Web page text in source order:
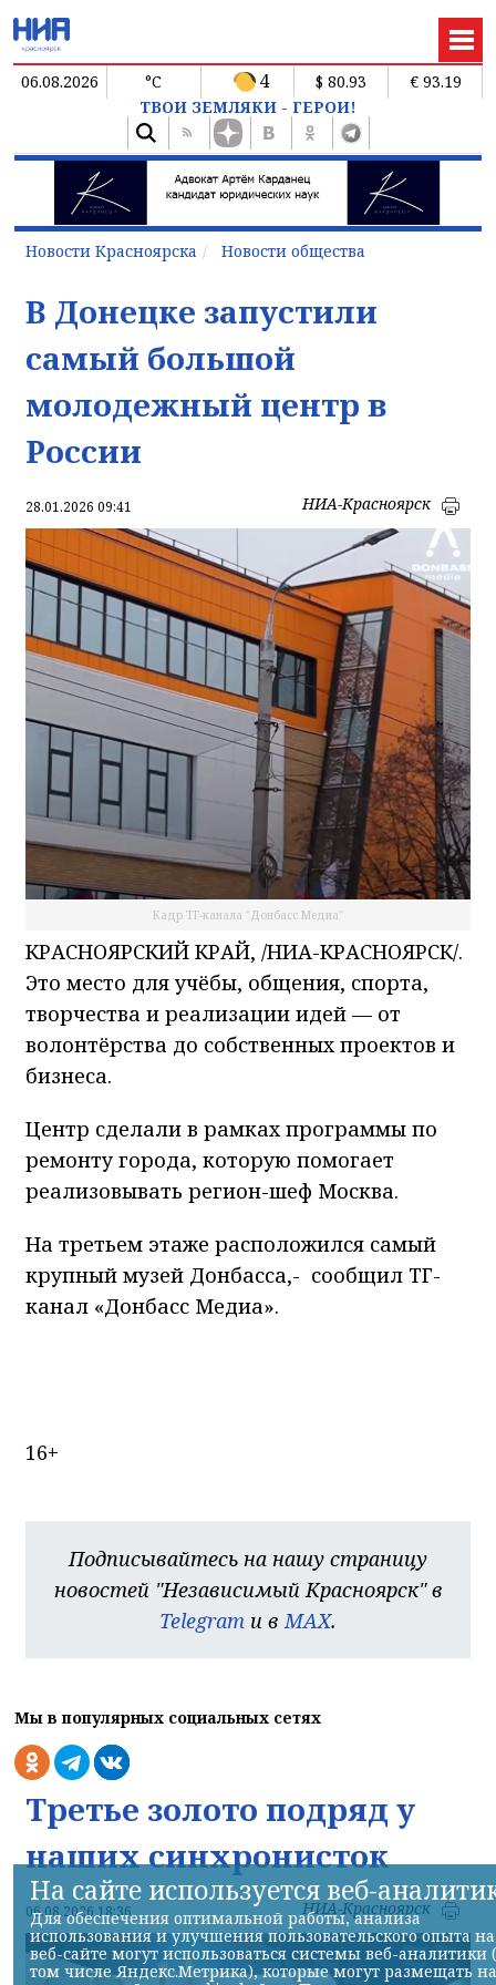
06.08.2026 °C 4 $ 80.93
€ 93.19
ТВОИ ЗЕМЛЯКИ - ГЕРОИ!
Новости Красноярска Новости общества
В Донецке запустили
самый большой
молодежный центр в
России
28.01.2026 09:41 НИА-Красноярск
Кадр ТГ-канала "Донбасс Медиа"
КРАСНОЯРСКИЙ КРАЙ, /НИА-КРАСНОЯРСК/.
Это место для учёбы, общения, спорта,
творчества и реализации идей — от
волонтёрства до собственных проектов и
бизнеса.
Центр сделали в рамках программы по
ремонту города, которую помогает
реализовывать регион-шеф Москва.
На третьем этаже расположился самый
крупный музей Донбасса,- сообщил ТГ-
канал «Донбасс Медиа».
16+
Подписывайтесь на нашу страницу
новостей "Независимый Красноярск" в
Telegram и вMAX.
Мы в популярных социальных сетях
Третье золото подряд у
наших синхронисток
06.08.2026 18:36 НИА-Красноярск
На сайте используется веб-
Для обеспечения оптимальной работы, анализа
использования и улучшения пользовательского опыта на
веб-сайте могут использоваться системы веб-аналитики
том числе Яндекс.Метрика), которые могут размещать на